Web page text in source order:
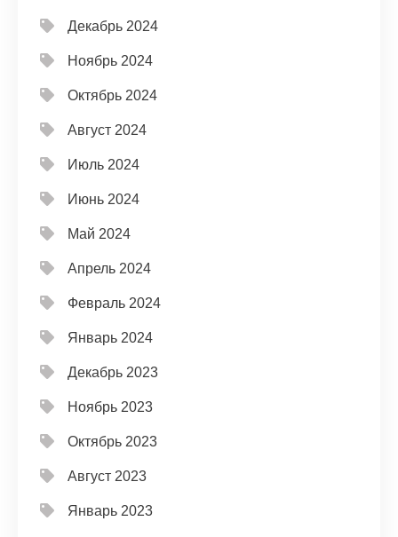
Декабрь 2024
Ноябрь 2024
Октябрь 2024
Август 2024
Июль 2024
Июнь 2024
Май 2024
Апрель 2024
Февраль 2024
Январь 2024
Декабрь 2023
Ноябрь 2023
Октябрь 2023
Август 2023
Январь 2023